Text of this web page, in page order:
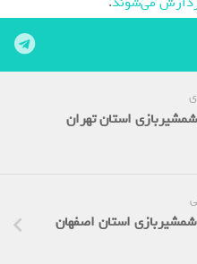
استان تهران
استان اصفهان